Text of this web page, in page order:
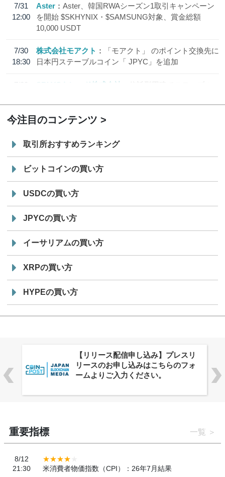
7/31
12:00
Aster
Aster、韓国RWAシーズン1取引キャンペーン
を開始 $SKHYNIX・$SAMSUNG対象、賞金総額
10,000 USDT
7/30
18:30
株式会社モアクト
「モアクト」 のポイント交換先に
日本円ステーブルコイン「 JPYC」を追加
7/29
SBI VCトレード株式会社
信託型円建てステーブル
今注目のコンテンツ
取引所おすすめランキング
ビットコインの買い方
USDCの買い方
JPYCの買い方
イーサリアムの買い方
XRPの買い方
HYPEの買い方
株式会社PlnX、アジア最大級のグロ
ーバルWeb3カンファレンス
「WebX2026」とのコラボレーショ
重要指標 一覧
8/12
21:30
米消費者物価指数（CPI）：26年7月結果